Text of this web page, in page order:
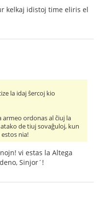
kelkaj idistoj time eliris el
la idaj ŝercoj kio
armeo ordonas al ĉiuj la
de tiuj sovaĝuloj, kun
nia!
vi estas la Altega
Sinjor´!